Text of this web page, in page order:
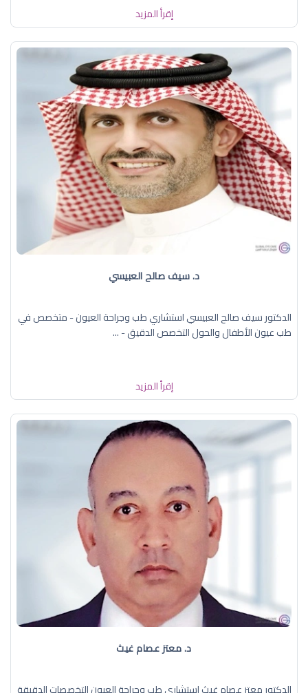
إقرأ المزيد
د. سيف صالح العبيسي
الدكتور سيف صالح العبيسي استشاري طب وجراحة العيون - متخصص في
طب عيون الأطفال والحول التخصص الدقيق - ...
إقرأ المزيد
د. معتز عصام غيث